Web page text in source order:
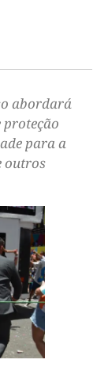
abordará
proteção
para a
outros